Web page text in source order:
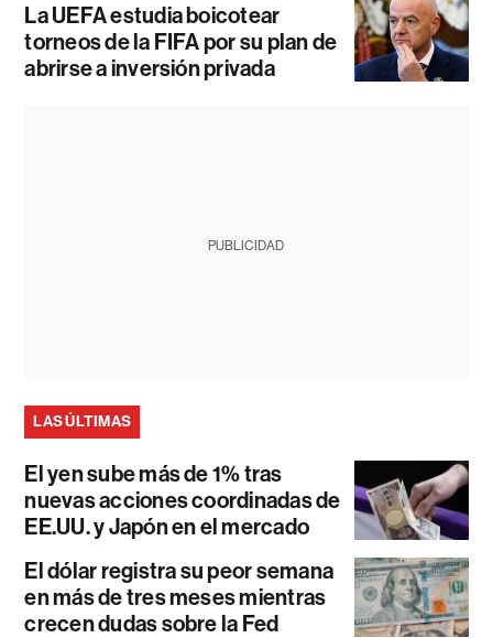
La UEFA estudia boicotear
torneos de la FIFA por su plan de
abrirse a inversión privada
PUBLICIDAD
LAS ÚLTIMAS
El yen sube más de 1% tras
nuevas acciones coordinadas de
EE.UU. y Japón en el mercado
El dólar registra su peor semana
en más de tres meses mientras
crecen dudas sobre la Fed